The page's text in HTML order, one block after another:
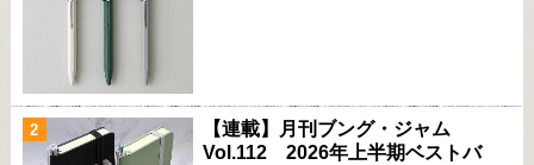
【連載】月刊ブング・ジャム
Vol.112 2026年上半期ベストバ